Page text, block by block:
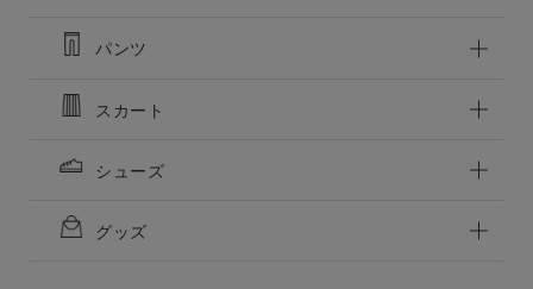
パンツ
スカート
シューズ
グッズ